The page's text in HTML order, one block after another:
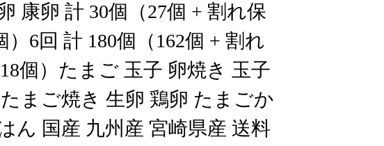
康卵 計 30個（27個 + 割れ保
）6回 計 180個（162個 + 割れ
個）たまご 玉子 卵焼き 玉子
まご焼き 生卵 鶏卵 たまごか
ん 国産 九州産 宮崎県産 送料